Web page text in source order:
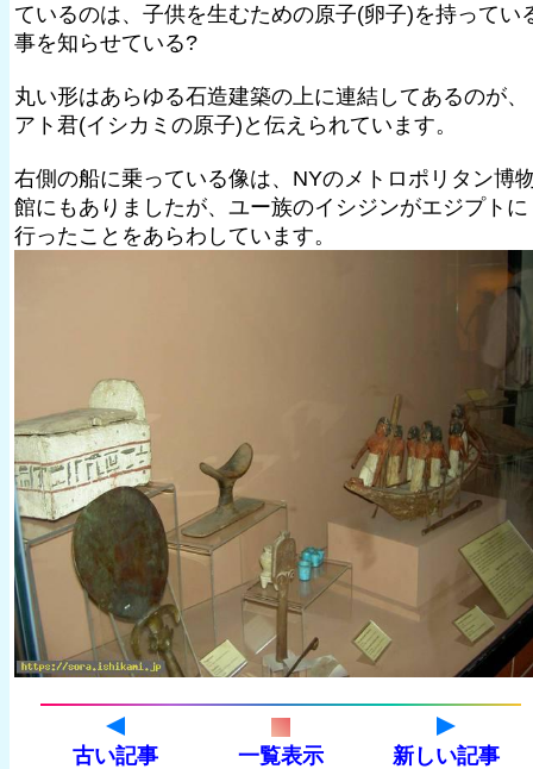
ているのは、子供を生むための原子(卵子)を持ってい
事を知らせている?
丸い形はあらゆる石造建築の上に連結してあるのが、
アト君(イシカミの原子)と伝えられています。
右側の船に乗っている像は、NYのメトロポリタン博
館にもありましたが、ユー族のイシジンがエジプトに
行ったことをあらわしています。
古い記事 一覧表示 新しい記事